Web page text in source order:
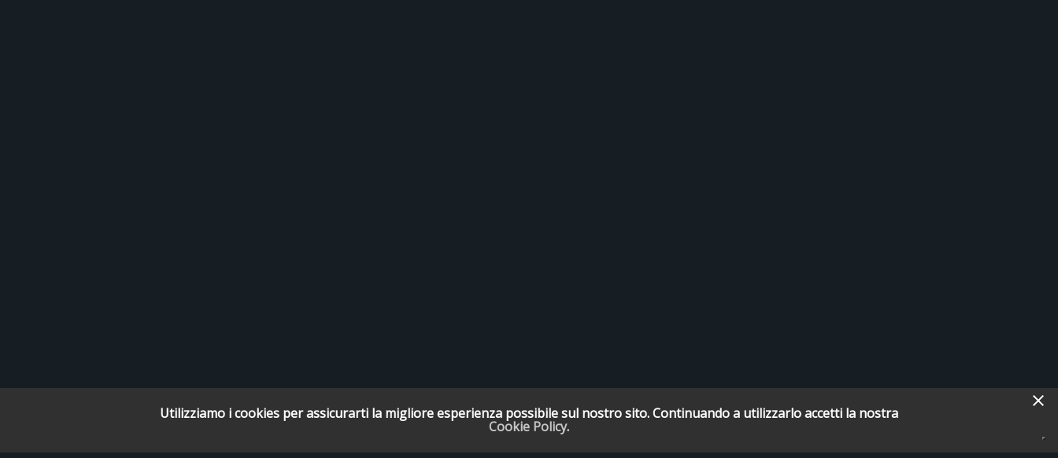
Utilizziamo i cookies per assicurarti la migliore esperienza possibile sul nostro sito. Continuando a utilizzarlo accetti la nostra
Cookie Policy.